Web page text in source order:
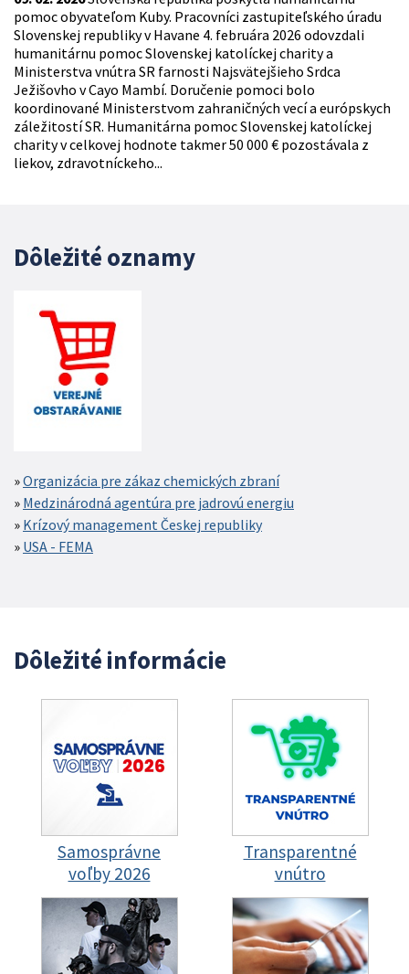
pomoc obyvateľom Kuby. Pracovníci zastupiteľského úradu
Slovenskej republiky v Havane 4. februára 2026 odovzdali
humanitárnu pomoc Slovenskej katolíckej charity a
Ministerstva vnútra SR farnosti Najsvätejšieho Srdca
Ježišovho v Cayo Mambí. Doručenie pomoci bolo
koordinované Ministerstvom zahraničných vecí a európskych
záležitostí SR. Humanitárna pomoc Slovenskej katolíckej
charity v celkovej hodnote takmer 50 000 € pozostávala z
liekov, zdravotníckeho...
Dôležité oznamy
Organizácia pre zákaz chemických zbraní
Medzinárodná agentúra pre jadrovú energiu
Krízový management Českej republiky
USA - FEMA
Dôležité informácie
Samosprávne
voľby 2026
Transparentné
vnútro